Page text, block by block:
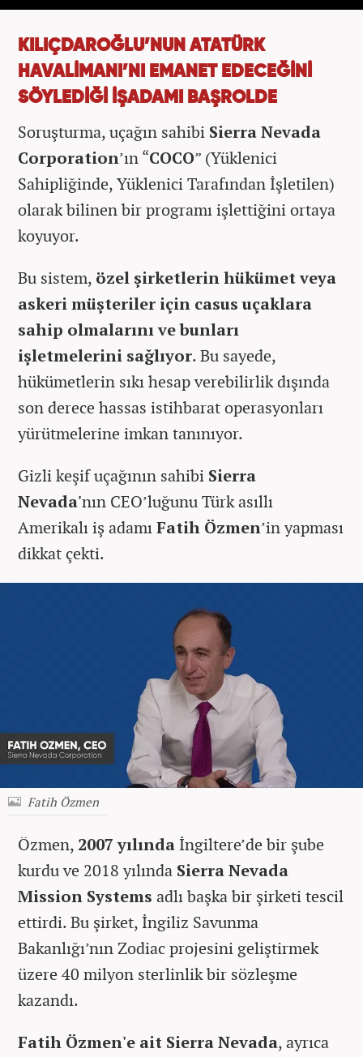
KILIÇDAROĞLU’NUN ATATÜRK
HAVALİMANI’NI EMANET EDECEĞİNİ
SÖYLEDİĞİ İŞADAMI BAŞROLDE
Soruşturma, uçağın sahibi Sierra Nevada
Corporation’ın “COCO” (Yüklenici
Sahipliğinde, Yüklenici Tarafından İşletilen)
olarak bilinen bir programı işlettiğini ortaya
koyuyor.
Bu sistem, özel şirketlerin hükümet veya
askeri müşteriler için casus uçaklara
sahip olmalarını ve bunları
işletmelerini sağlıyor. Bu sayede,
hükümetlerin sıkı hesap verebilirlik dışında
son derece hassas istihbarat operasyonları
yürütmelerine imkan tanınıyor.
Gizli keşif uçağının sahibi Sierra
Nevada'nın CEO’luğunu Türk asıllı
Amerikalı iş adamıFatih Özmen’in yapması
dikkat çekti.
Fatih Özmen
Özmen, 2007 yılında İngiltere’de bir şube
kurdu ve 2018 yılında Sierra Nevada
Mission Systems adlı başka bir şirketi tescil
ettirdi. Bu şirket, İngiliz Savunma
Bakanlığı’nın Zodiac projesini geliştirmek
üzere 40 milyon sterlinlik bir sözleşme
kazandı.
Fatih Özmen'e ait Sierra Nevada, ayrıca